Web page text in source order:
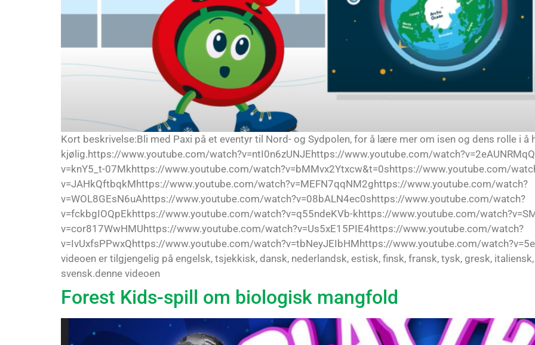
Kort beskrivelse:Bli med Paxi på et eventyr til Nord- og Sydpolen, for å lære mer om isen og dens rolle i å
kjølig.https://www.youtube.com/watch?v=ntI0n6zUNJEhttps://www.youtube.com/
v=knY5_t-07Mkhttps://www.youtube.com/watch?v=bMMvx2Ytxcw&t=0shttps://www.youtube.com/
v=JAHkQftbqkMhttps://www.youtube.com/watch?v=MEFN7qqNM2ghttps://www.youtube.com/watch?
v=WOL8GEsN6uAhttps://www.youtube.com/watch?v=08bALN4ec0shttps://www.youtube.com/watch?
v=fckbgIOQpEkhttps://www.youtube.com/watch?v=q55ndeKVb-khttps://www.youtube.com/
v=cor817WwHMUhttps://www.youtube.com/watch?v=Us5xE15PIE4https://www.youtube.com/watch?
v=IvUxfsPPwxQhttps://www.youtube.com/watch?v=tbNeyJEIbHMhttps://www.youtube.com/
videoen er tilgjengelig på engelsk, tsjekkisk, dansk, nederlandsk, estisk, finsk, fransk, tysk, gresk,
svensk.denne videoen
Forest Kids-spill om biologisk mangfold